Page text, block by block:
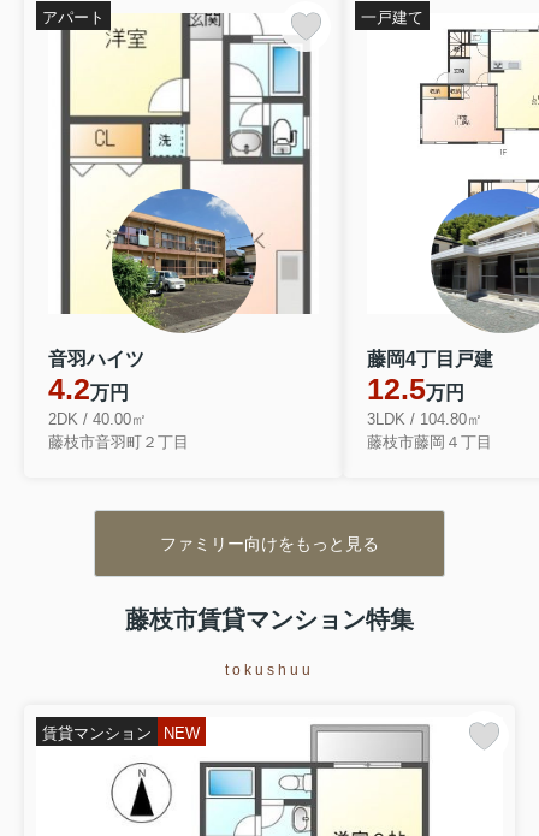
音羽ハイツ
4.2万円
2DK / 40.00㎡
藤枝市音羽町２丁目
アパート
藤岡4丁目戸建
12.5万円
3LDK / 104.80㎡
藤枝市藤岡４丁目
一戸建て
ファミリー向けをもっと見る
藤枝市賃貸マンション特集
tokushuu
賃貸マンション NEW